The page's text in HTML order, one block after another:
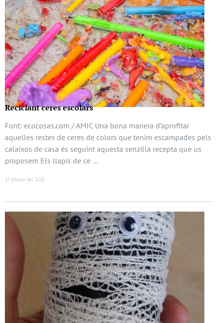
Reciclant ceres escolars
Font: ecocosas.com / AMIC Una bona manera d’aprofitar
aquelles restes de ceres de colors que tenim escampades pels
calaixos de casa és seguint aquesta senzilla recepta que us
proposem Els llapis de ce …
27 octubre del 2020